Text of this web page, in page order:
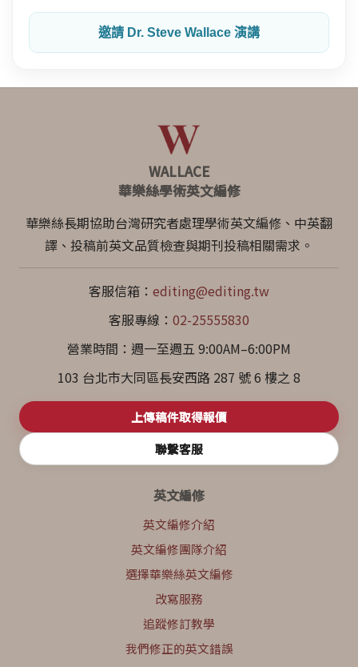
邀請 Dr. Steve Wallace 演講
WALLACE
華樂絲學術英文編修
華樂絲長期協助台灣研究者處理學術英文編修、中英翻
譯、投稿前英文品質檢查與期刊投稿相關需求。
客服信箱： editing@editing.tw
客服專線： 02-25555830
營業時間：週一至週五 9:00AM–6:00PM
103 台北市大同區長安西路 287 號 6 樓之 8
上傳稿件取得報價
聯繫客服
英文編修
英文編修介紹
英文編修團隊介紹
選擇華樂絲英文編修
改寫服務
追蹤修訂教學
我們修正的英文錯誤